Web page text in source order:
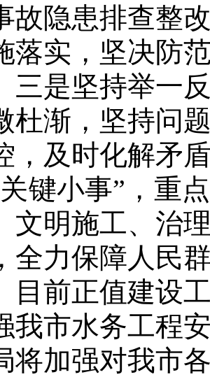
故隐患排查整
落实，坚决防
坚持举一反
杜渐，坚持问
，及时化解矛
键小事”，重
文明施工、治
全力保障人民
正值建设工
我市水务工程
将加强对我市